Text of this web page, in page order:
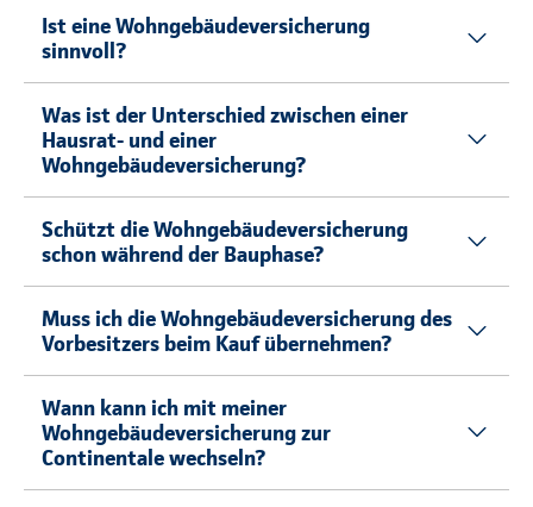
Ist eine Wohngebäudeversicherung
sinnvoll?
Was ist der Unterschied zwischen einer
Hausrat- und einer
Wohngebäudeversicherung?
Schützt die Wohngebäudeversicherung
schon während der Bauphase?
Muss ich die Wohngebäudeversicherung des
Vorbesitzers beim Kauf übernehmen?
Wann kann ich mit meiner
Wohngebäudeversicherung zur
Continentale wechseln?